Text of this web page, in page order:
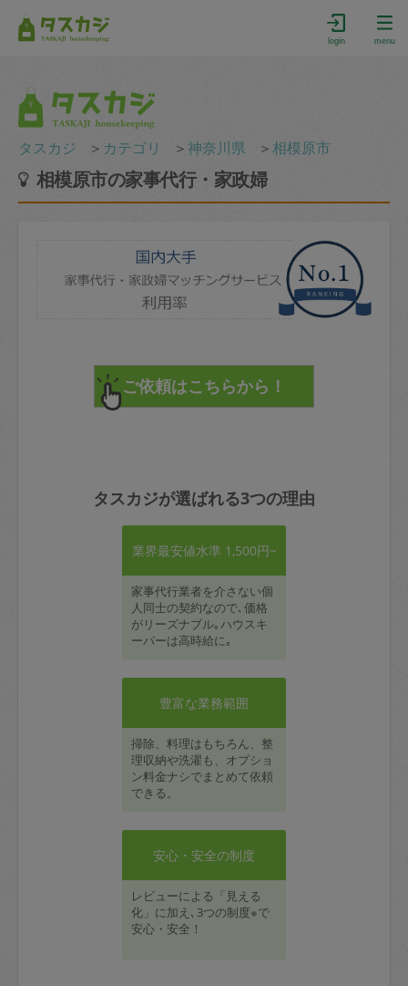
login menu
タスカジ ＞ カテゴリ ＞神奈川県 ＞相模原市
相模原市の家事代行・家政婦
タスカジが選ばれる3つの理由
業界最安値水準 1,500円~
家事代行業者を介さない個
人同士の契約なので､価格
がリーズナブル｡ハウスキ
ーパーは高時給に｡
豊富な業務範囲
掃除、料理はもちろん、整
理収納や洗濯も、オプショ
ン料金ナシでまとめて依頼
できる。
安心・安全の制度
レビューによる「見える
化」に加え､3つの制度※で
安心・安全！